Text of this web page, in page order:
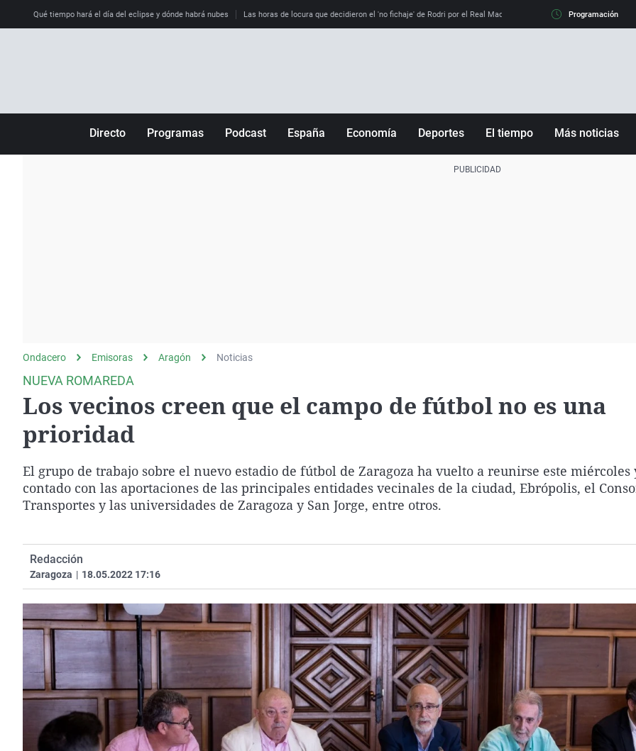
Qué tiempo hará el día del eclipse y dónde habrá nubes Las horas de locura que decidieron el 'no fichaje' de Rodri por el Real Madrid y su 'sí' al Barça La llamada
Programación
Directo Programas
gato
Podcast
Negra
España
País Vasco
Economía Deportes El tiempo Más noticias
Ondacero Emisoras Aragón Noticias
NUEVA ROMAREDA
Los vecinos creen que el campo de fútbol no es una
prioridad
El grupo de trabajo sobre el nuevo estadio de fútbol de Zaragoza ha vuelto a reunirse este miércoles
contado con las aportaciones de las principales entidades vecinales de la ciudad, Ebrópolis, el
Transportes y las universidades de Zaragoza y San Jorge, entre otros.
Redacción
Zaragoza | 18.05.2022 17:16